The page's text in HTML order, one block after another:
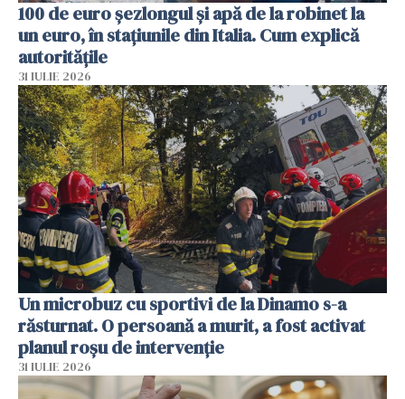
100 de euro șezlongul și apă de la robinet la
un euro, în stațiunile din Italia. Cum explică
autoritățile
31 IULIE 2026
Un microbuz cu sportivi de la Dinamo s-a
răsturnat. O persoană a murit, a fost activat
planul roșu de intervenție
31 IULIE 2026